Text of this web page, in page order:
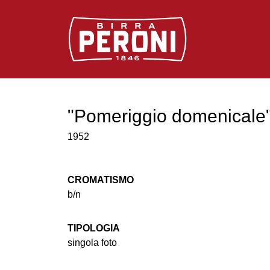
Logo Birra Peroni
"Pomeriggio
1952
CROMATISMO
b/n
TIPOLOGIA
singola foto